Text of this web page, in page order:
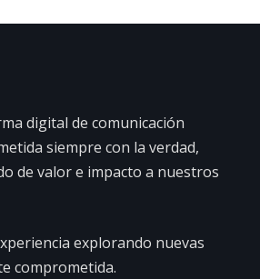
digital de comunicación
siempre con la verdad,
de valor e impacto a nuestros
explorando nuevas
comprometida.